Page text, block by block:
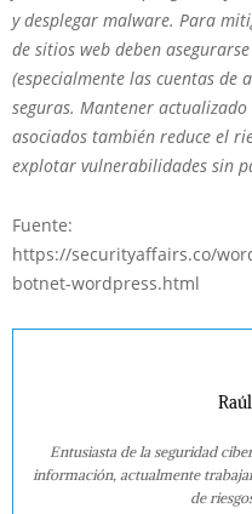
y desplegar malware. Para
de sitios web deben
(especialmente las cuentas
seguras. Mantener
asociados también reduce el
explotar vulnerabilidades sin
Fuente:
https://securityaffairs.co/
botnet-wordpress.html
Entusiasta de la seguridad
información, actualmente
de